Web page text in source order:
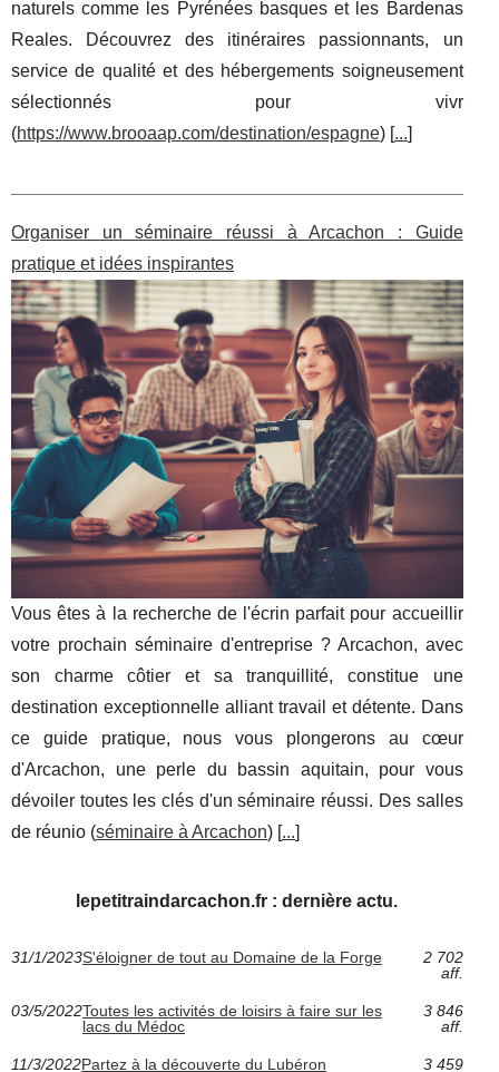
naturels comme les Pyrénées basques et les Bardenas
Reales. Découvrez des itinéraires passionnants, un
service de qualité et des hébergements soigneusement
sélectionnés pour vivr
(https://www.brooaap.com/destination/espagne) [...]
Organiser un séminaire réussi à Arcachon : Guide
pratique et idées inspirantes
Vous êtes à la recherche de l'écrin parfait pour accueillir
votre prochain séminaire d'entreprise ? Arcachon, avec
son charme côtier et sa tranquillité, constitue une
destination exceptionnelle alliant travail et détente. Dans
ce guide pratique, nous vous plongerons au cœur
d'Arcachon, une perle du bassin aquitain, pour vous
dévoiler toutes les clés d'un séminaire réussi. Des salles
de réunio (séminaire à Arcachon) [...]
lepetitraindarcachon.fr : dernière actu.
31/1/2023S'éloigner de tout au Domaine de la Forge
2 702
aff.
03/5/2022Toutes les activités de loisirs à faire sur les
lacs du Médoc
3 846
aff.
11/3/2022Partez à la découverte du Lubéron
3 459